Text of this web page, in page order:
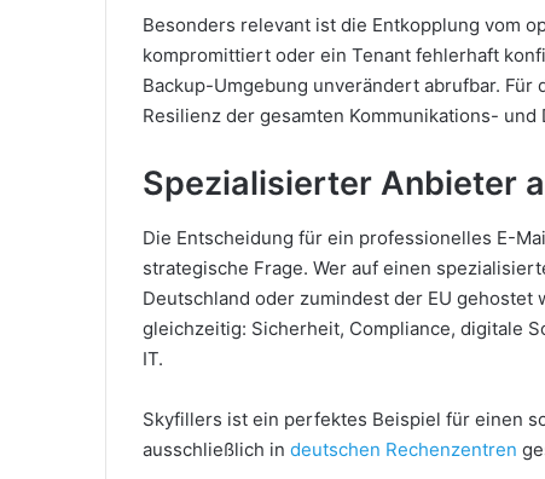
Besonders relevant ist die Entkopplung vom
kompromittiert oder ein Tenant fehlerhaft
Backup-Umgebung unverändert abrufbar.
Resilienz der gesamten Kommunikations-
Spezialisierter Anbieter
Die Entscheidung für ein professionelles E-
strategische Frage. Wer auf einen
Deutschland oder zumindest der EU
gleichzeitig: Sicherheit, Compliance, digitale
IT.
Skyfillers ist ein perfektes Beispiel für einen
ausschließlich in deutschen Rechenzentren